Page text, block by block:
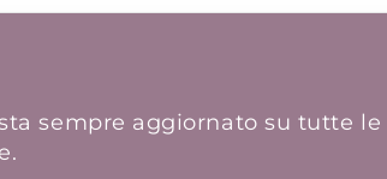
sempre aggiornato su tutte le